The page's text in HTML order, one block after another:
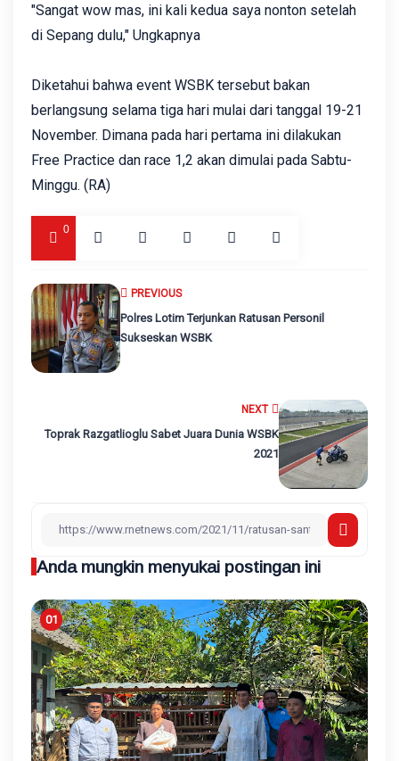
"Sangat wow mas, ini kali kedua saya nonton setelah
di Sepang dulu," Ungkapnya
Diketahui bahwa event WSBK tersebut bakan
berlangsung selama tiga hari mulai dari tanggal 19-21
November. Dimana pada hari pertama ini dilakukan
Free Practice dan race 1,2 akan dimulai pada Sabtu-
Minggu. (RA)
0
NEXT
Toprak Razgatlioglu Sabet Juara Dunia WSBK
2021
PREVIOUS
Polres Lotim Terjunkan Ratusan Personil
Sukseskan WSBK
Anda mungkin menyukai postingan ini